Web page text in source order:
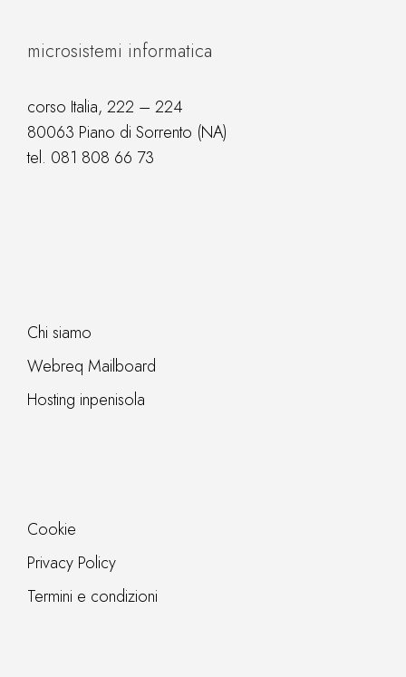
microsistemi informatica
corso Italia, 222 – 224
80063 Piano di Sorrento (NA)
tel. 081 808 66 73
Chi siamo
Webreq Mailboard
Hosting inpenisola
Cookie
Privacy Policy
Termini e condizioni